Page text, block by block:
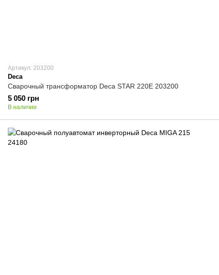
Артикул: 203200
Deca
Сварочный трансформатор Deca STAR 220E 203200
5 050 грн
В наличии